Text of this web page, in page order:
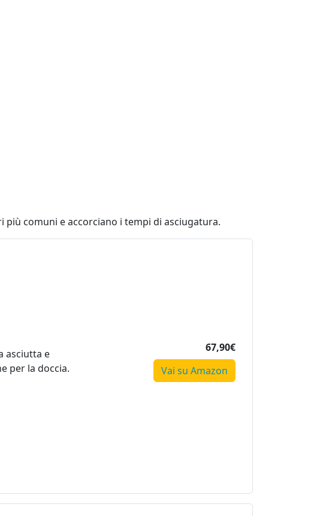
comuni e accorciano i tempi di asciugatura.
asciutta e
per la doccia.
67,90€
Vai su Amazon